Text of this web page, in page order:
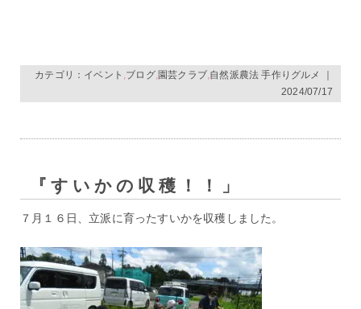
カテゴリ： イベント ブログ, 園芸クラブ, 自然派農法 手作りグルメ
｜
2024/07/17
『すいかの収穫！！」
７月１６日、立派に育ったすいかを収穫しました。